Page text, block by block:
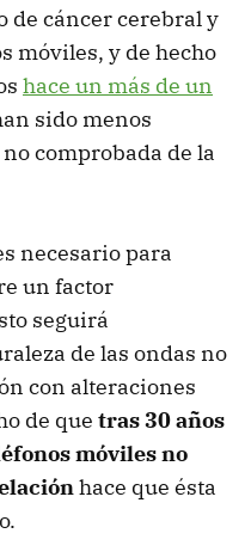
de cáncer cerebral y
móviles, y de hecho
hace un más de un
sido menos
comprobada de la
necesario para
un factor
seguirá
de las ondas no
con alteraciones
de que tras 30 años
móviles no
hace que ésta